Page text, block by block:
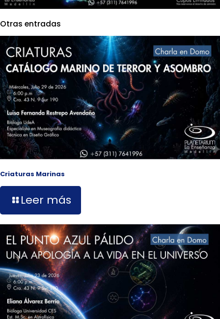
Otras entradas
Criaturas Marinas
Leer más